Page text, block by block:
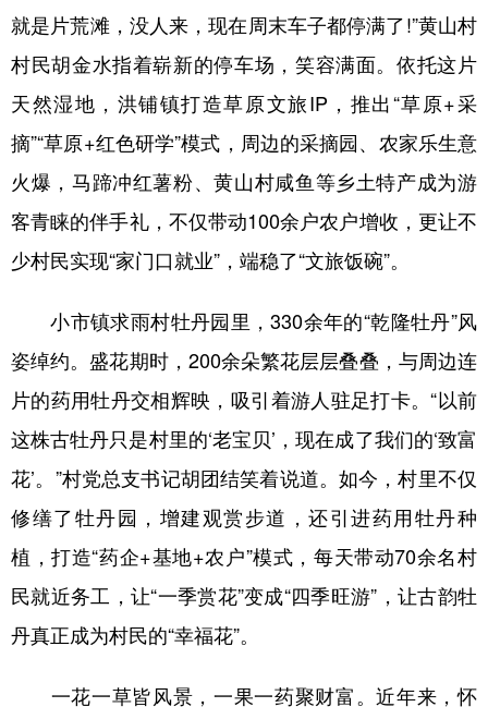
就是片荒滩，没人来，现在周末车子都停满了!”黄山村
村民胡金水指着崭新的停车场，笑容满面。依托这片
天然湿地，洪铺镇打造草原文旅IP，推出“草原+采
摘”“草原+红色研学”模式，周边的采摘园、农家乐生意
火爆，马蹄冲红薯粉、黄山村咸鱼等乡土特产成为游
客青睐的伴手礼，不仅带动100余户农户增收，更让不
少村民实现“家门口就业”，端稳了“文旅饭碗”。
小市镇求雨村牡丹园里，330余年的“乾隆牡丹”风
姿绰约。盛花期时，200余朵繁花层层叠叠，与周边连
片的药用牡丹交相辉映，吸引着游人驻足打卡。“以前
这株古牡丹只是村里的‘老宝贝’，现在成了我们的‘致富
花’。”村党总支书记胡团结笑着说道。如今，村里不仅
修缮了牡丹园，增建观赏步道，还引进药用牡丹种
植，打造“药企+基地+农户”模式，每天带动70余名村
民就近务工，让“一季赏花”变成“四季旺游”，让古韵牡
丹真正成为村民的“幸福花”。
一花一草皆风景，一果一药聚财富。近年来，怀